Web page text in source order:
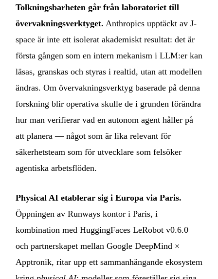
Tolkningsbarheten går från laboratoriet till
övervakningsverktyget. Anthropics upptäckt av J-
space är inte ett isolerat akademiskt resultat: det är
första gången som en intern mekanism i LLM:er kan
läsas, granskas och styras i realtid, utan att modellen
ändras. Om övervakningsverktyg baserade på denna
forskning blir operativa skulle de i grunden förändra
hur man verifierar vad en autonom agent håller på
att planera — något som är lika relevant för
säkerhetsteam som för utvecklare som felsöker
agentiska arbetsflöden.
Physical AI etablerar sig i Europa via Paris.
Öppningen av Runways kontor i Paris, i
kombination med HuggingFaces LeRobot v0.6.0
och partnerskapet mellan Google DeepMind ×
Apptronik, ritar upp ett sammanhängande ekosystem